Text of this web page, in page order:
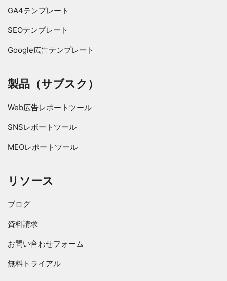
GA4テンプレート
SEOテンプレート
Google広告テンプレート
製品（サブスク）
Web広告レポートツール
SNSレポートツール
MEOレポートツール
リソース
ブログ
資料請求
お問い合わせフォーム
無料トライアル